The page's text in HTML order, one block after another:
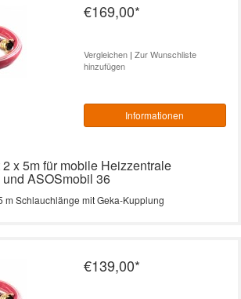
€169,00*
Vergleichen| Zur Wunschliste
hinzufügen
Informationen
x 5m für mobile Heizzentrale
ASOSmobil 36
m Schlauchlänge mit Geka-Kupplung
€139,00*